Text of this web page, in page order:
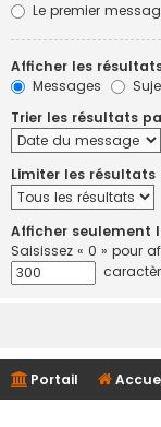
Le premier
Afficher les
Messages
Trier les résultats
Limiter les
Afficher seulement
Saisissez « 0 » pour
Portail